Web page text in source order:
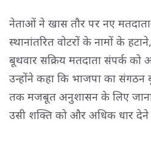
नेताओं ने खास तौर पर नए
स्थानांतरित वोटरों के नामों के
बूथवार सक्रिय मतदाता संपर्क को
उन्होंने कहा कि भाजपा का
तक मजबूत अनुशासन के लिए
उसी शक्ति को और अधिक धार देने